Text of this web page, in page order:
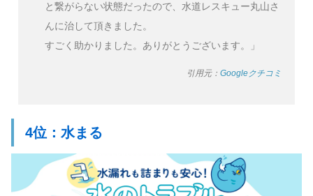
と繋がらない状態だったので、水道レスキュー丸山さ
んに治して頂きました。
すごく助かりました。ありがとうございます。」
引用元： Googleクチコミ
4位：水まる